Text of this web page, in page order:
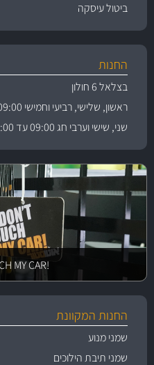
ביטול עיסקה
החנות
בצלאל 6 חולון
ראשון, שלישי, רביעי וחמישי 09:00 עד 18:00
שני, שישי וערבי חג 09:00 עד 15:00
!DON'T TOUCH MY CAR
החנות המקוונת
שמני מנוע
שמני תיבת הילוכים